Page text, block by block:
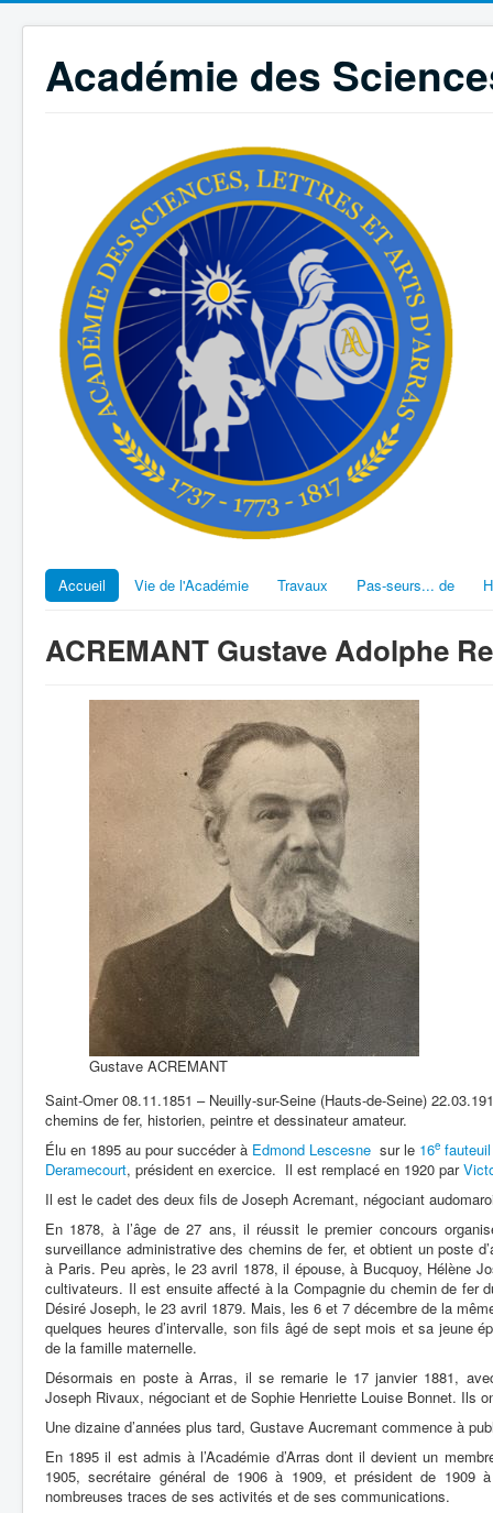
Académie des
Accueil Vie de l'Académie Travaux Pas-seurs... de
ACREMANT Gustave Adolphe
Gustave ACREMANT
Saint-Omer 08.11.1851 – Neuilly-sur-Seine (Hauts-de-Seine)
chemins de fer, historien, peintre et dessinateur amateur.
Élu en 1895 au pour succéder à Edmond Lescesne sur le 16e fauteuil
Deramecourt, président en exercice. Il est remplacé en 1920 par
Il est le cadet des deux fils de Joseph Acremant, négociant
En 1878, à l’âge de 27 ans, il réussit le premier concours
surveillance administrative des chemins de fer, et obtient un poste
à Paris. Peu après, le 23 avril 1878, il épouse, à Bucquoy, Hélène
cultivateurs. Il est ensuite affecté à la Compagnie du chemin de fer
Désiré Joseph, le 23 avril 1879. Mais, les 6 et 7 décembre de la
quelques heures d’intervalle, son fils âgé de sept mois et sa jeune
de la famille maternelle.
Désormais en poste à Arras, il se remarie le 17 janvier 1881,
Joseph Rivaux, négociant et de Sophie Henriette Louise Bonnet. Ils
Une dizaine d’années plus tard, Gustave Aucremant commence à
En 1895 il est admis à l’Académie d’Arras dont il devient un
1905, secrétaire général de 1906 à 1909, et président de 1909
nombreuses traces de ses activités et de ses communications.